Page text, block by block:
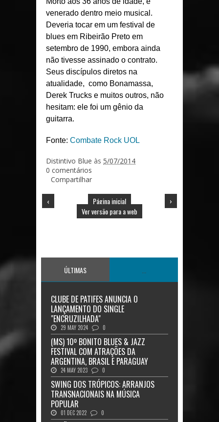
venerado dentro meio musical.
Deveria tocar em um festival de
blues em Ribeirão Preto em
setembro de 1990, embora ainda
não tivesse assinado o contrato.
Seus discípulos diretos na
atualidade, como Bonamassa,
Derek Trucks e muitos outros, não
hesitam: ele foi um gênio da
guitarra.
Fonte: Combate Rock UOL
Distintivo Blue às 5/07/2014
0 comentários
Compartilhar
‹ ›
Página inicial
Ver versão para a web
ÚLTIMAS
CLUBE DE PATIFES ANUNCIA O
LANÇAMENTO DO SINGLE
"ENCRUZILHADA"
29 MAY 2024 0
(MS) 10º BONITO BLUES & JAZZ
FESTIVAL COM ATRAÇÕES DA
ARGENTINA, BRASIL E PARAGUAY
24 MAY 2023 0
SWING DOS TRÓPICOS: ARRANJOS
TRANSNACIONAIS NA MÚSICA
POPULAR
01 DEC 2022 0